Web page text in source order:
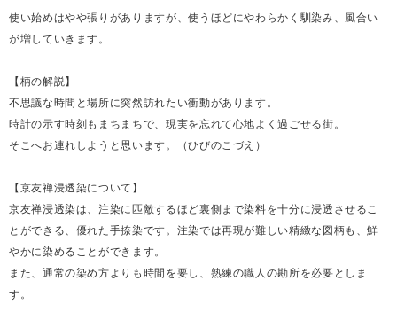
使い始めはやや張りがありますが、使うほどにやわらかく馴染み、風合い
が増していきます。
【柄の解説】
不思議な時間と場所に突然訪れたい衝動があります。
時計の示す時刻もまちまちで、現実を忘れて心地よく過ごせる街。
そこへお連れしようと思います。（ひびのこづえ）
【京友禅浸透染について】
京友禅浸透染は、注染に匹敵するほど裏側まで染料を十分に浸透させるこ
とができる、優れた手捺染です。注染では再現が難しい精緻な図柄も、鮮
やかに染めることができます。
また、通常の染め方よりも時間を要し、熟練の職人の勘所を必要としま
す。